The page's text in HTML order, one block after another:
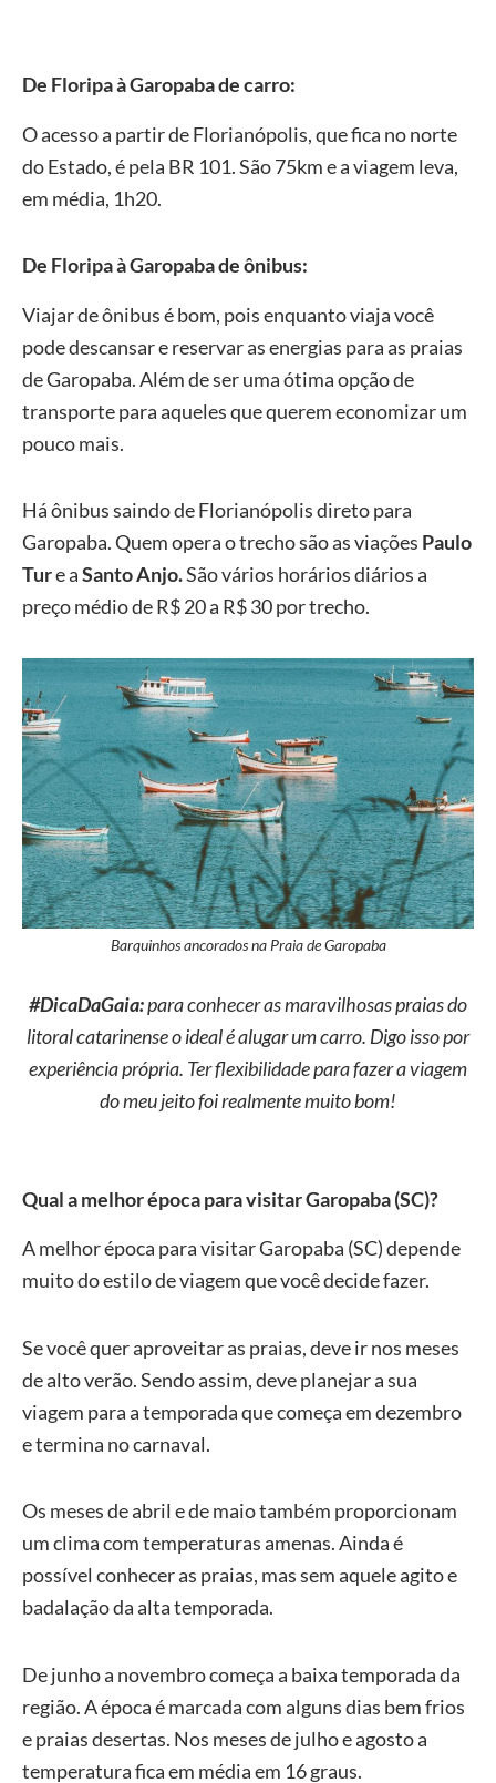
De Floripa à Garopaba de carro:
O acesso a partir de Florianópolis, que fica no norte
do Estado, é pela BR 101. São 75km e a viagem leva,
em média, 1h20.
De Floripa à Garopaba de ônibus:
Viajar de ônibus é bom, pois enquanto viaja você
pode descansar e reservar as energias para as praias
de Garopaba. Além de ser uma ótima opção de
transporte para aqueles que querem economizar um
pouco mais.
Há ônibus saindo de Florianópolis direto para
Garopaba. Quem opera o trecho são as viações Paulo
Ture aSanto Anjo.São vários horários diários a
preço médio de R$ 20 a R$ 30 por trecho.
Barquinhos ancorados na Praia de Garopaba
#DicaDaGaia:para conhecer as maravilhosas praias do
litoral catarinense o ideal é alugar um carro. Digo isso por
experiência própria. Ter flexibilidade para fazer a viagem
do meu jeito foi realmente muito bom!
Qual a melhor época para visitar Garopaba(SC)?
A melhor época para visitar Garopaba (SC) depende
muito do estilo de viagem que você decide fazer.
Se você quer aproveitar as praias, deve ir nos meses
de alto verão. Sendo assim, deve planejar a sua
viagem para a temporada que começa em dezembro
e termina no carnaval.
Os meses de abril e de maio também proporcionam
um clima com temperaturas amenas. Ainda é
possível conhecer as praias, mas sem aquele agito e
badalação da alta temporada.
De junho a novembro começa a baixa temporada da
região. A época é marcada com alguns dias bem frios
e praias desertas. Nos meses de julho e agosto a
temperatura fica em média em 16 graus.